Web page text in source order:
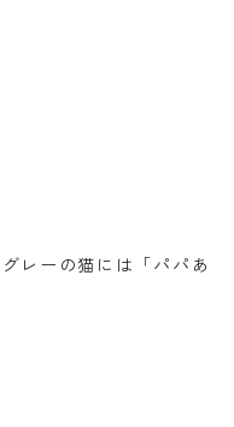
レーの猫には「パパあ